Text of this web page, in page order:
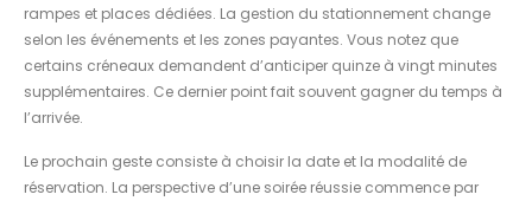
rampes et places dédiées. La gestion du stationnement change
selon les événements et les zones payantes. Vous notez que
certains créneaux demandent d’anticiper quinze à vingt minutes
supplémentaires. Ce dernier point fait souvent gagner du temps à
l’arrivée.
Le prochain geste consiste à choisir la date et la modalité de
réservation. La perspective d’une soirée réussie commence par